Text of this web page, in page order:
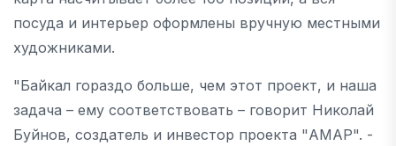
посуда и интерьер оформлены вручную местными
художниками.
"Байкал гораздо больше, чем этот проект, и наша
задача – ему соответствовать – говорит Николай
Буйнов, создатель и инвестор проекта "АМАР". -